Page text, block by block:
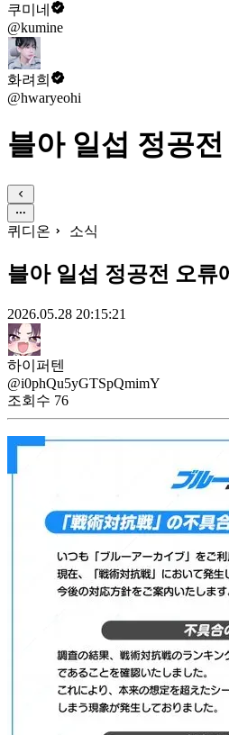
쿠미네
@kumine
화려희
@hwaryeohi
블아 일섭 정공
퀴디온 소식
블아 일섭 정공전 오류
2026.05.28 20:15:21
하이퍼텐
@i0phQu5yGTSpQmimY
조회수 76